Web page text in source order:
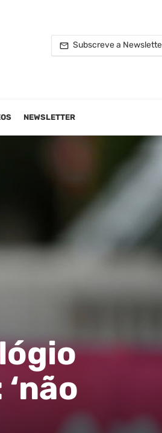
Subscreve a
NEWSLETTER